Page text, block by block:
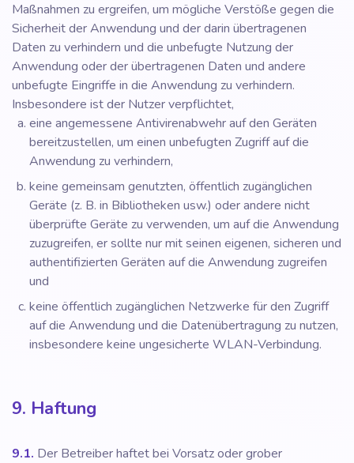
Maßnahmen zu ergreifen, um mögliche Verstöße gegen die
Sicherheit der Anwendung und der darin übertragenen
Daten zu verhindern und die unbefugte Nutzung der
Anwendung oder der übertragenen Daten und andere
unbefugte Eingriffe in die Anwendung zu verhindern.
Insbesondere ist der Nutzer verpflichtet,
eine angemessene Antivirenabwehr auf den Geräten
bereitzustellen, um einen unbefugten Zugriff auf die
Anwendung zu verhindern,
keine gemeinsam genutzten, öffentlich zugänglichen
Geräte (z. B. in Bibliotheken usw.) oder andere nicht
überprüfte Geräte zu verwenden, um auf die Anwendung
zuzugreifen, er sollte nur mit seinen eigenen, sicheren und
authentifizierten Geräten auf die Anwendung zugreifen
und
keine öffentlich zugänglichen Netzwerke für den Zugriff
auf die Anwendung und die Datenübertragung zu nutzen,
insbesondere keine ungesicherte WLAN-Verbindung.
9. Haftung
9.1. Der Betreiber haftet bei Vorsatz oder grober